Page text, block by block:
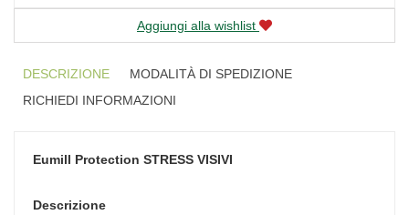
Aggiungi alla wishlist
DESCRIZIONE
MODALITÀ DI SPEDIZIONE
RICHIEDI INFORMAZIONI
Eumill Protection STRESS VISIVI
Descrizione